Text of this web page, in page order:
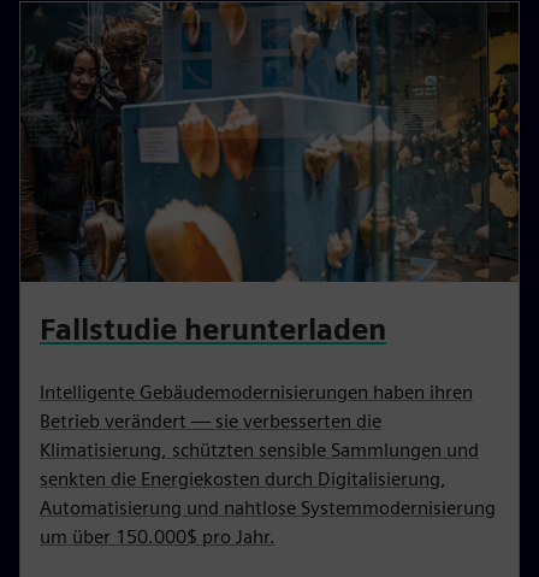
Fallstudie herunterladen
Intelligente Gebäudemodernisierungen haben ihren
Betrieb verändert — sie verbesserten die
Klimatisierung, schützten sensible Sammlungen und
senkten die Energiekosten durch Digitalisierung,
Automatisierung und nahtlose Systemmodernisierung
um über 150.000$ pro Jahr.